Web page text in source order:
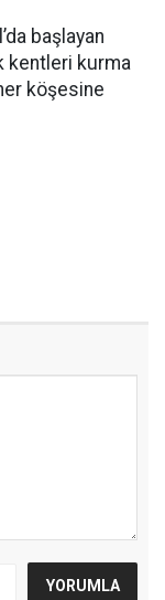
başlayan
kentleri kurma
köşesine